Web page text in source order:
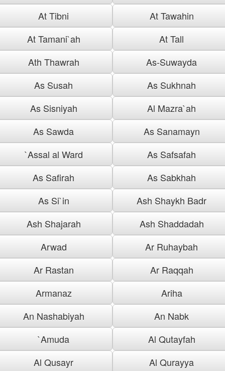
At Tibni
At Tawahin
At Tamani`ah
At Tall
Ath Thawrah
As-Suwayda
As Susah
As Sukhnah
As Sisniyah
Al Mazra`ah
As Sawda
As Sanamayn
`Assal al Ward
As Safsafah
As Safirah
As Sabkhah
As Si`in
Ash Shaykh Badr
Ash Shajarah
Ash Shaddadah
Arwad
Ar Ruhaybah
Ar Rastan
Ar Raqqah
Armanaz
Ariha
An Nashabiyah
An Nabk
`Amuda
Al Qutayfah
Al Qusayr
Al Qurayya